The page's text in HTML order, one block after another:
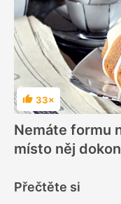
Hodnocení
33×
Nemáte formu
místo něj
Přečtěte si